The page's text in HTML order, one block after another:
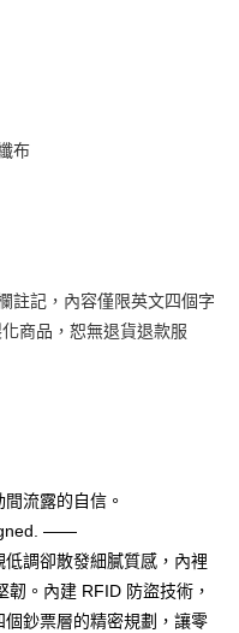
布
註記，內容僅限英文四個字
商品，恕無退貨退款服
流露的自信。
——
調卻散發細膩質感，內裡
。內建 RFID 防盜技術，
鈔票層的精密規劃，讓零